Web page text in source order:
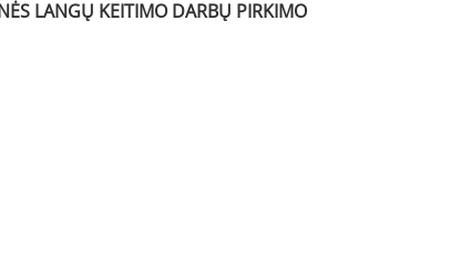
LANGŲ KEITIMO DARBŲ PIRKIMO